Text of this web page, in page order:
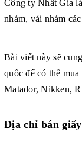
Công ty Nhất Gia
nhám, vải nhám
Bài viết này sẽ
quốc để có thể
Matador, Nikken,
Địa chỉ bán